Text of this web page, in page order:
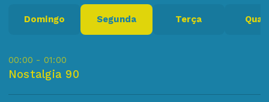
Domingo Segunda Terça
00:00 - 01:00
Nostalgia 90